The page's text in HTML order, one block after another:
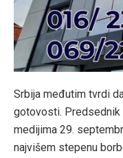
Srbija međutim tvrdi
gotovosti. Predsednik
medijima 29.
najvišem stepenu